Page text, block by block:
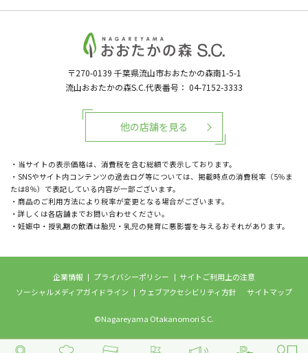
〒270-0139 千葉県流山市おおたかの森南1-5-1
流山おおたかの森S.C.代表番号： 04-7152-3333
・当サイトの表示価格は、消費税を含む総額で表示しております。
・SNSやサイト内コンテンツの過去ログ等については、掲載時点の消費税率（5％ま
たは8％）で表記している内容が一部ございます。
・商品のご利用方法により税率が変更となる場合がございます。
・詳しくは各店舗までお問い合わせください。
・妊娠中・授乳期の飲酒は胎児・乳児の発育に悪影響を与えるおそれがあります。
他の店舗を見る
企業情報 プライバシーポリシー
サイトご利用上の注意
ソーシャルメディアガイドライン
ウェブアクセシビリティ方針 サイトマップ
©Nagareyama Otakanomori S.C.